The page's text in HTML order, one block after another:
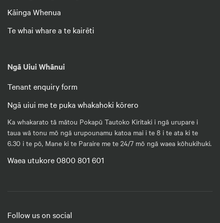
Kāinga Whenua
Te whai whare a te kairēti
Ngā Uiui Whānui
Tenant enquiry form
Ngā uiui me te puka whakahoki kōrero
Ka whakarato tā mātou Pokapū Tautoko Kiritaki i ngā urupare i
taua wā tonu mō ngā urupounamu katoa mai i te 8 i te ata ki te
6.30 i te pō, Mane ki te Paraire me te 24/7 mō ngā waea kōhukihuki.
Waea utukore 0800 801 601
Follow us on social